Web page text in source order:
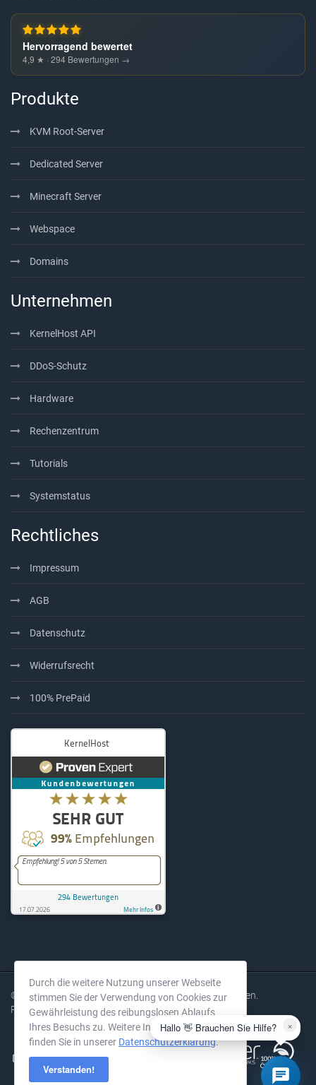
Hervorragend bewertet
4,9 ★ · 294 Bewertungen →
Produkte
KVM Root-Server
Dedicated Server
Minecraft Server
Webspace
Domains
Unternehmen
KernelHost API
DDoS-Schutz
Hardware
Rechenzentrum
Tutorials
Systemstatus
Rechtliches
Impressum
AGB
Datenschutz
Widerrufsrecht
100% PrePaid
© 2004-2026 KernelHost GmbH. Alle Rechte vorbehalten.
Preise exkl. MwSt.
Durch die weitere Nutzung unserer Webseite
stimmen Sie der Verwendung von Cookies zur
Gewährleistung des reibungslosen Ablaufs
Ihres Besuchs zu. Weitere Informationen
finden Sie in unserer Datenschutzerklärung.
Verstanden!
×
Hallo 👋 Brauchen Sie Hilfe?